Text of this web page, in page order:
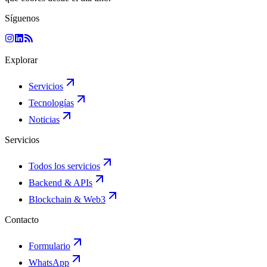
Síguenos
Explorar
Servicios
Tecnologías
Noticias
Servicios
Todos los servicios
Backend & APIs
Blockchain & Web3
Contacto
Formulario
WhatsApp